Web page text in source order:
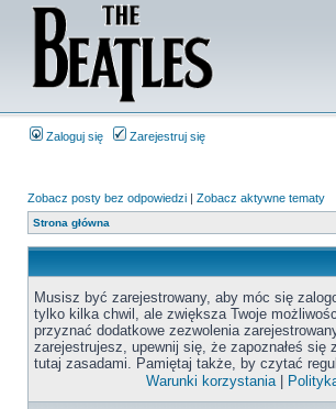
Zaloguj się Zarejestruj się
Zobacz posty bez odpowiedzi | Zobacz aktywne tematy
Strona główna
Musisz być zarejestrowany, aby móc się
tylko kilka chwil, ale zwiększa Twoje
przyznać dodatkowe zezwolenia
zarejestrujesz, upewnij się, że zapoznałeś się
tutaj zasadami. Pamiętaj także, by czytać
Warunki korzystania|